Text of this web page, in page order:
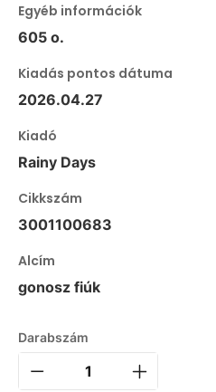
Egyéb információk
605 o.
Kiadás pontos dátuma
2026.04.27
Kiadó
Rainy Days
Cikkszám
3001100683
Alcím
gonosz fiúk
Darabszám